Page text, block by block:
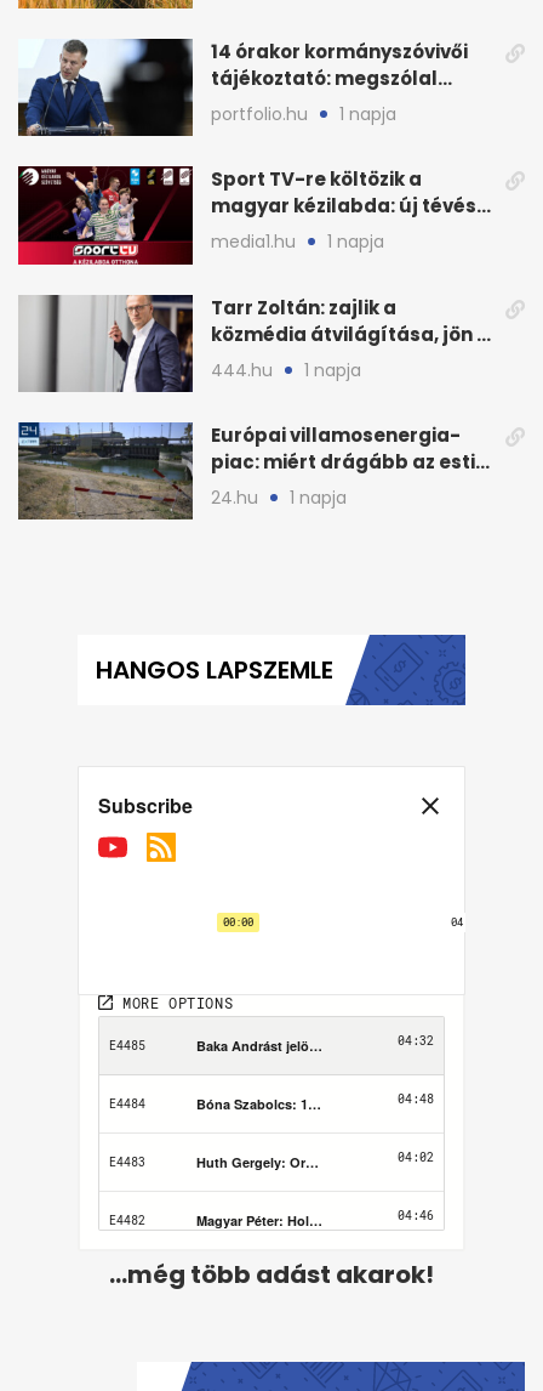
14 órakor kormányszóvivői
tájékoztató: megszólal
Magyar Péter is
portfolio.hu 1 napja
Sport TV-re költözik a
magyar kézilabda: új tévés
megállapodás
media1.hu 1 napja
Tarr Zoltán: zajlik a
közmédia átvilágítása, jön a
nyilvános véleményezés
444.hu 1 napja
Európai villamosenergia-
piac: miért drágább az esti
áram Magyarországon
24.hu 1 napja
HANGOS LAPSZEMLE
...még több adást akarok!